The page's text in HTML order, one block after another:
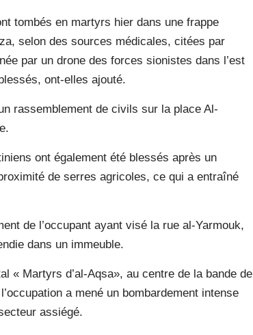
tombés en martyrs hier dans une frappe
selon des sources médicales, citées par
par un drone des forces sionistes dans l’est
ont-elles ajouté.
rassemblement de civils sur la place Al-
ont également été blessés après un
de serres agricoles, ce qui a entraîné
de l’occupant ayant visé la rue al-Yarmouk,
dans un immeuble.
« Martyrs d’al-Aqsa», au centre de la bande de
a mené un bombardement intense
assiégé.